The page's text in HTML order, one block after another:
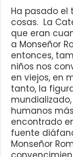
Ha pasado
cosas. La
que eran
a Monseñor
entonces,
niños nos
en viejos, en
tanto, la
humanos
encontrado
fuente
Monseñor